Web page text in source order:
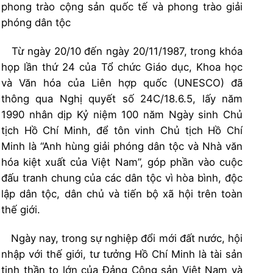
phong trào cộng sản quốc tế và phong trào giải
phóng dân tộc
Từ ngày 20/10 đến ngày 20/11/1987, trong khóa
họp lần thứ 24 của Tổ chức Giáo dục, Khoa học
và Văn hóa của Liên hợp quốc (UNESCO) đã
thông qua Nghị quyết số 24C/18.6.5, lấy năm
1990 nhân dịp Kỷ niệm 100 năm Ngày sinh Chủ
tịch Hồ Chí Minh, để tôn vinh Chủ tịch Hồ Chí
Minh là “Anh hùng giải phóng dân tộc và Nhà văn
hóa kiệt xuất của Việt Nam”, góp phần vào cuộc
đấu tranh chung của các dân tộc vì hòa bình, độc
lập dân tộc, dân chủ và tiến bộ xã hội trên toàn
thế giới.
Ngày nay, trong sự nghiệp đổi mới đất nước, hội
nhập với thế giới, tư tưởng Hồ Chí Minh là tài sản
tinh thần to lớn của Đảng Cộng sản Việt Nam và